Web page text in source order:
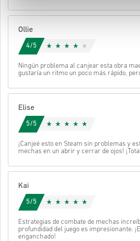
Después recibirás un correo con un enlace
tu código.
Ollie
4/5
Ningún problema al canjear esta obra
gustaría un ritmo un poco más rápido,
Elise
5/5
¡Canjeé esto en Steam sin problemas y
mechas en un abrir y cerrar de ojos!
Kai
5/5
Estrategias de combate de mechas
profundidad del juego es impresionante.
enganchado!